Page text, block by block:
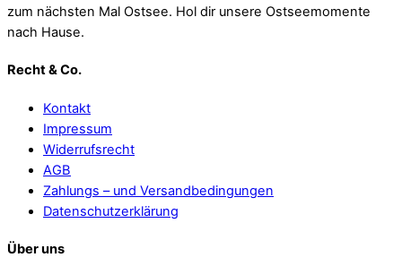
zum nächsten Mal Ostsee. Hol dir unsere Ostseemomente
nach Hause.
Recht & Co.
Kontakt
Impressum
Widerrufsrecht
AGB
Zahlungs – und Versandbedingungen
Datenschutzerklärung
Über uns